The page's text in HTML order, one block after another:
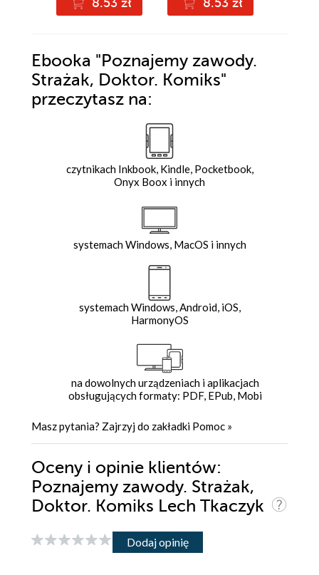
8.53 zł 8.53 zł
Ebooka "Poznajemy zawody.
Strażak, Doktor. Komiks"
przeczytasz na:
czytnikach Inkbook, Kindle, Pocketbook,
Onyx Boox i innych
systemach Windows, MacOS i innych
systemach Windows, Android, iOS,
HarmonyOS
na dowolnych urządzeniach i aplikacjach
obsługujących formaty: PDF, EPub, Mobi
Masz pytania? Zajrzyj do zakładki Pomoc »
Oceny i opinie klientów:
Poznajemy zawody. Strażak,
Doktor. Komiks Lech Tkaczyk
Dodaj opinię